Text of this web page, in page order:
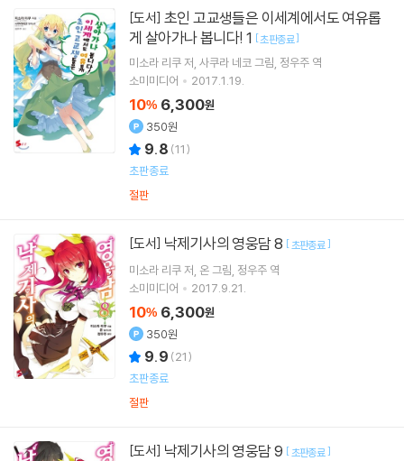
[도서]
게 살아가나 봅니다! 1 [초판종료]
미소라 리쿠저 사쿠라 네코 그림 정우주 역
소미미디어
2017.1.19.
10% 6,300원
350원
9.8 (11)
초판종료
절판
[도서] 낙제기사의 영웅담 8 [초판종료]
미소라 리쿠저 온그림 정우주 역
소미미디어
2017.9.21.
10% 6,300원
350원
9.9 (21)
초판종료
절판
[도서] 낙제기사의 영웅담 9 [초판종료]